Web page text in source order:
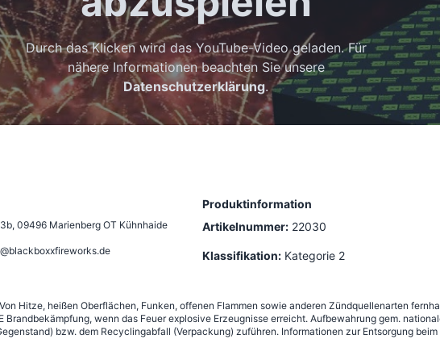
Durch das Klicken wird das YouTube-Video geladen. Für
nähere Informationen beachten Sie unsere
Datenschutzerklärung.
, 09496 Marienberg OT Kühnhaide
Produktinformation
Artikelnummer: 22030
Klassifikation: Kategorie 2
Hitze, heißen Oberflächen, Funken, offenen Flammen sowie anderen Zündquellenarten
Brandbekämpfung, wenn das Feuer explosive Erzeugnisse erreicht. Aufbewahrung gem.
bzw. dem Recyclingabfall (Verpackung) zuführen. Informationen zur Entsorgung